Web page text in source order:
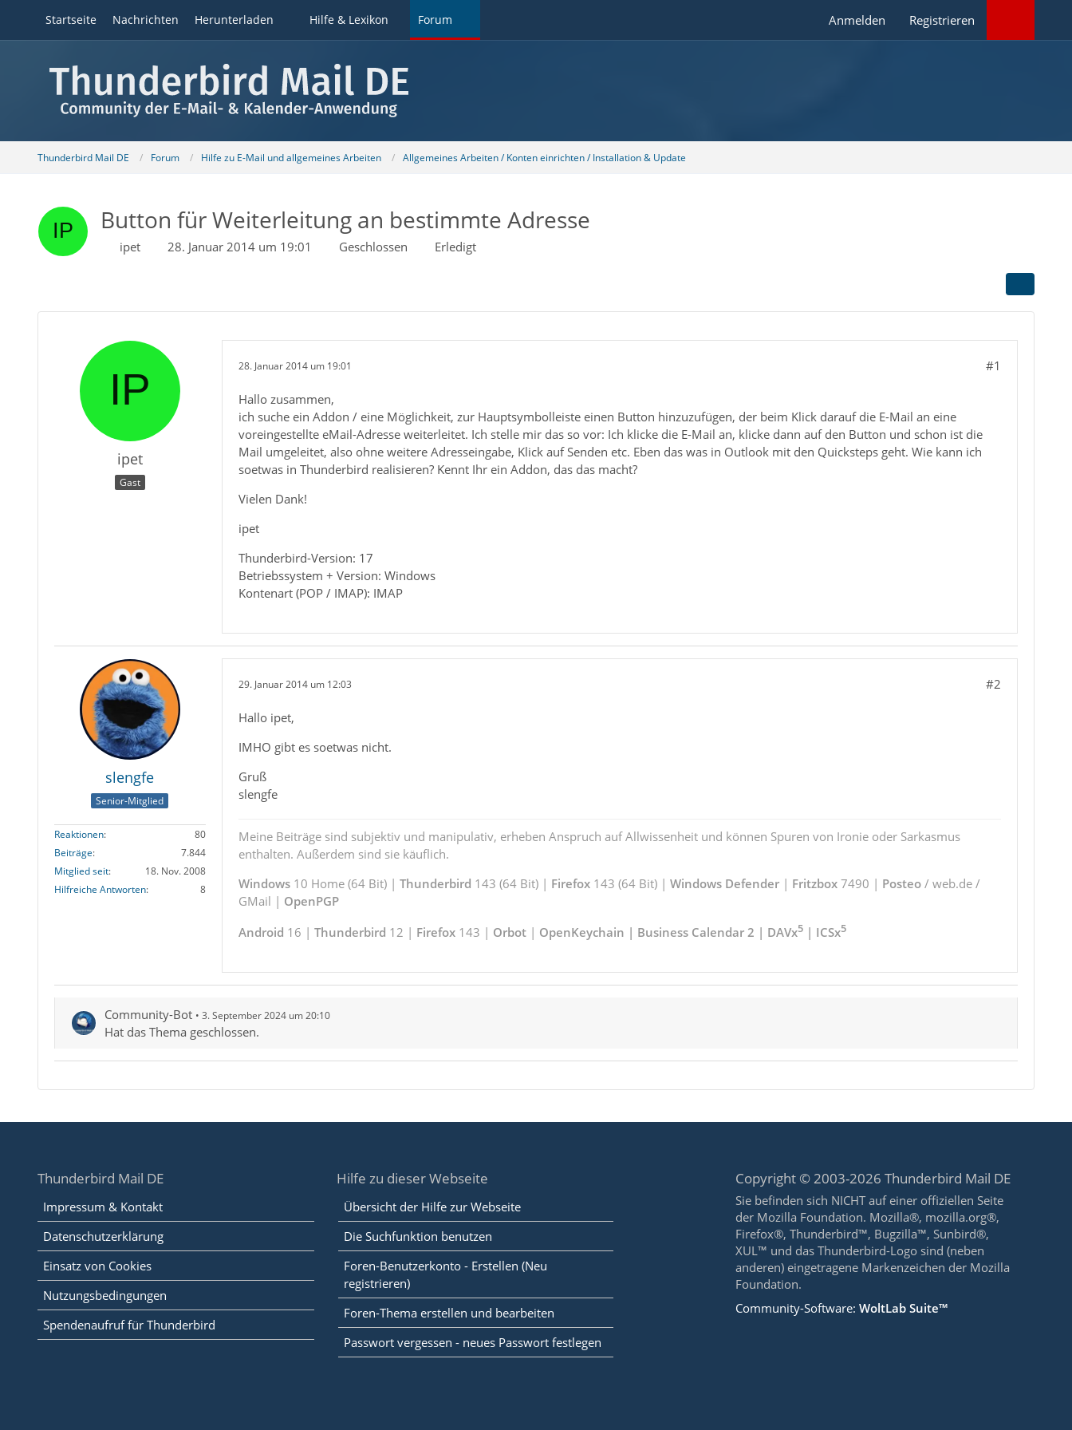
Startseite Nachrichten Herunterladen Hilfe & Lexikon Forum Anmelden Registrieren
Thunderbird Mail DE Forum Hilfe zu E-Mail und allgemeines Arbeiten Allgemeines Arbeiten / Konten einrichten / Installation & Update
Button für Weiterleitung an bestimmte Adresse
ipet 28. Januar 2014 um 19:01 Geschlossen Erledigt
ipet
Gast
28. Januar 2014 um 19:01 #1
Hallo zusammen,
ich suche ein Addon / eine Möglichkeit, zur Hauptsymbolleiste einen Button hinzuzufügen, der beim Klick darauf die E-Mail an eine
voreingestellte eMail-Adresse weiterleitet. Ich stelle mir das so vor: Ich klicke die E-Mail an, klicke dann auf den Button und schon ist die
Mail umgeleitet, also ohne weitere Adresseingabe, Klick auf Senden etc. Eben das was in Outlook mit den Quicksteps geht. Wie kann ich
soetwas in Thunderbird realisieren? Kennt Ihr ein Addon, das das macht?
Vielen Dank!
ipet
Thunderbird-Version: 17
Betriebssystem + Version: Windows
Kontenart (POP / IMAP): IMAP
slengfe
Senior-Mitglied
Reaktionen
80
Beiträge
7.844
Mitglied seit
18. Nov. 2008
Hilfreiche Antworten
8
29. Januar 2014 um 12:03 #2
Hallo ipet,
IMHO gibt es soetwas nicht.
Gruß
slengfe
Meine Beiträge sind subjektiv und manipulativ, erheben Anspruch auf Allwissenheit und können Spuren von Ironie oder Sarkasmus
enthalten. Außerdem sind sie käuflich.
Windows10 Home (64 Bit) | Thunderbird 143 (64 Bit) | Firefox143 (64 Bit) | Windows Defender| Fritzbox7490 | Posteo/ web.de /
GMail | OpenPGP
Android 16 | Thunderbird 12 | Firefox143 | Orbot| OpenKeychain | Business Calendar 2 | DAVx5| ICSx5
Community-Bot 3. September 2024 um 20:10
Hat das Thema geschlossen.
Thunderbird Mail DE
Impressum & Kontakt
Datenschutzerklärung
Einsatz von Cookies
Nutzungsbedingungen
Spendenaufruf für Thunderbird
Hilfe zu dieser Webseite
Übersicht der Hilfe zur Webseite
Die Suchfunktion benutzen
Foren-Benutzerkonto - Erstellen (Neu
registrieren)
Foren-Thema erstellen und bearbeiten
Passwort vergessen - neues Passwort festlegen
Copyright © 2003-2026 Thunderbird Mail DE
Sie befinden sich NICHT auf einer offiziellen Seite
der Mozilla Foundation. Mozilla®, mozilla.org®,
Firefox®, Thunderbird™, Bugzilla™, Sunbird®,
XUL™ und das Thunderbird-Logo sind (neben
anderen) eingetragene Markenzeichen der Mozilla
Foundation.
Community-Software:WoltLab Suite™